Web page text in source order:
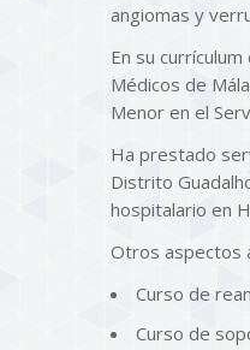
angiomas y
En su
Médicos de
Menor en el
Ha prestado
Distrito
hospitalario en
Otros aspectos
Curso de
Curso de